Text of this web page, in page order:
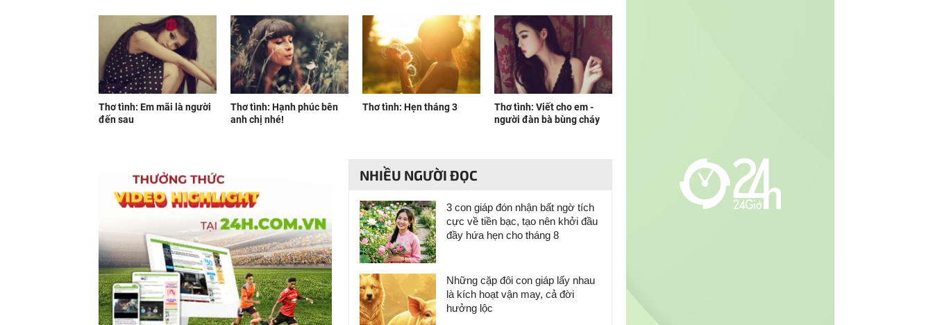
Thơ tình: Em mãi là người
đến sau
Thơ tình: Hạnh phúc bên
anh chị nhé!
Thơ tình: Hẹn tháng 3
Thơ tình: Viết cho em -
người đàn bà bùng cháy
NHIỀU NGƯỜI ĐỌC
3 con giáp đón nhận bất ngờ tích
cực về tiền bạc, tạo nên khởi đầu
đầy hứa hẹn cho tháng 8
Những cặp đôi con giáp lấy nhau
là kích hoạt vận may, cả đời
hưởng lộc